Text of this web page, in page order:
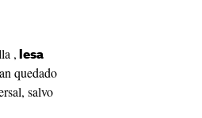
, lesa
quedado
salvo